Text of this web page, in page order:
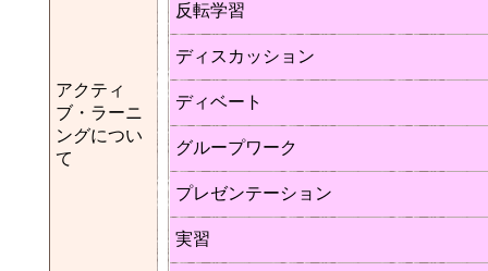
アクティ
ブ・ラーニ
ングについ
て
反転学習
ディスカッション
ディベート
グループワーク
プレゼンテーション
実習